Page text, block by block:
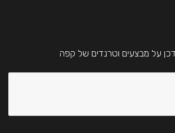
על מבצעים וטרנדים של קפה